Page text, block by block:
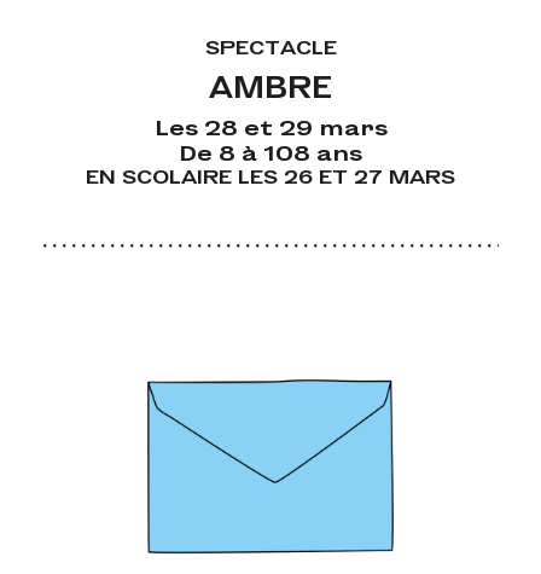
SPECTACLE
AMBRE
Les 28 et 29 mars
De 8 à 108 ans
EN SCOLAIRE LES 26 ET 27 MARS